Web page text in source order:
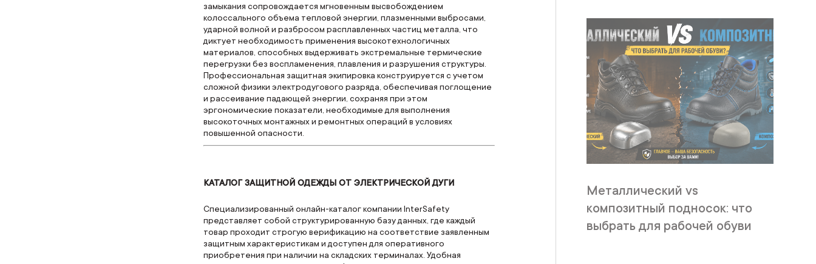
замыкания сопровождается мгновенным высвобождением
колоссального объема тепловой энергии, плазменными выбросами,
ударной волной и разбросом расплавленных частиц металла, что
диктует необходимость применения высокотехнологичных
материалов, способных выдерживать экстремальные термические
перегрузки без воспламенения, плавления и разрушения структуры.
Профессиональная защитная экипировка конструируется с учетом
сложной физики электродугового разряда, обеспечивая поглощение
и рассеивание падающей энергии, сохраняя при этом
эргономические показатели, необходимые для выполнения
высокоточных монтажных и ремонтных операций в условиях
повышенной опасности.
КАТАЛОГ ЗАЩИТНОЙ ОДЕЖДЫ ОТ ЭЛЕКТРИЧЕСКОЙ ДУГИ
Специализированный онлайн-каталог компании InterSafety
представляет собой структурированную базу данных, где каждый
товар проходит строгую верификацию на соответствие заявленным
защитным характеристикам и доступен для оперативного
приобретения при наличии на складских терминалах. Удобная
Металлический vs
композитный подносок: что
выбрать для рабочей обуви